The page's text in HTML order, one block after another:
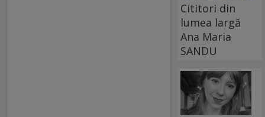
Cititori din
lumea largă
Ana Maria
SANDU